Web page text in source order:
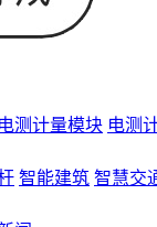
电测计量模块 电测
智能建筑 智慧交